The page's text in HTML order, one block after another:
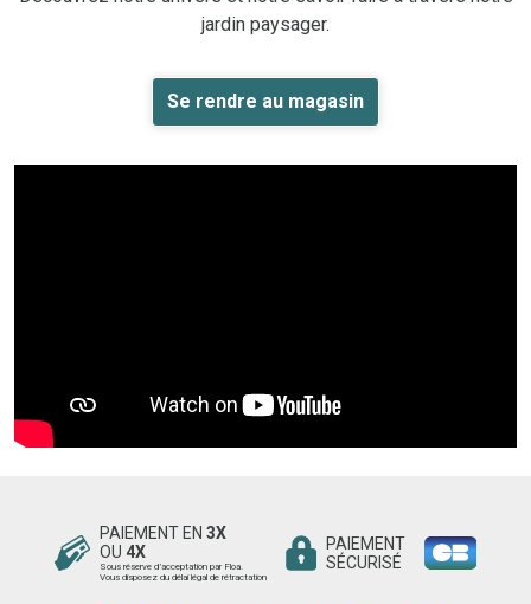
jardin paysager.
Se rendre au magasin
PAIEMENT EN 3X
OU 4X
Sous réserve d’acceptation par Floa.
Vous disposez du délai légal de rétractation
PAIEMENT
SÉCURISÉ